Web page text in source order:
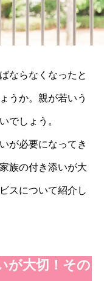
ならなくなったと
うか。親が若いう
でしょう。
が必要になってき
族の付き添いが大
スについて紹介し
が大切！その